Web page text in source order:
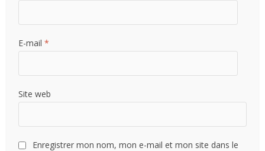
E-mail*
Site web
Enregistrer mon nom, mon e-mail et mon site dans le